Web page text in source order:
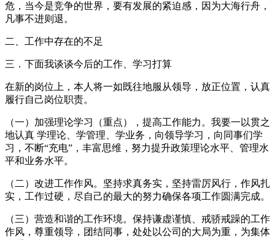
危，当今是竞争的世界，要有发展的紧迫感，因为大海行舟，
凡事不进则退。
二、工作中存在的不足
三．下面我谈谈今后的工作、学习打算
在新的岗位上，本人将一如既往地服从领导，放正位置，认真
履行自己岗位职责。
（一）加强理论学习（重点），提高工作能力。我要一以贯之
地认真 学理论、学管理、学业务，向领导学习，向同事们学
习，不断“充电”，丰富思维，努力提升政策理论水平、管理水
平和业务水平。
（二）改进工作作风。坚持求真务实，坚持雷厉风行，作风扎
实，工作过硬，尽自己的最大的努力确保各项工作圆满完成。
（三）营造和谐的工作环境。保持谦虚谨慎、戒骄戒躁的工作
作风，尊重领导，团结同事，处处以公司的大局为重，为集体